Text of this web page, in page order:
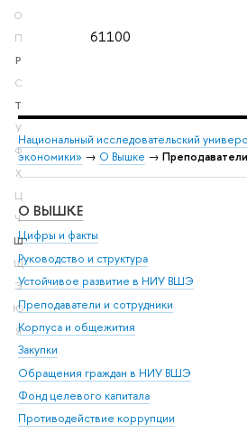
О
П
Р
С
Т
У
Ф
Х
Ц
Ч
Ш
Щ
Э
Ю
Я
61100
Национальный исследовательский
экономики» → О Вышке →
О ВЫШКЕ
Цифры и факты
Руководство и структура
Устойчивое развитие в НИУ ВШЭ
Преподаватели и сотрудники
Корпуса и общежития
Закупки
Обращения граждан в НИУ ВШЭ
Фонд целевого капитала
Противодействие коррупции